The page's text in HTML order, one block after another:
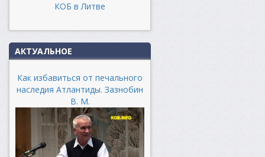
КОБ в Литве
АКТУАЛЬНОЕ
Как избавиться от печального
наследия Атлантиды. Зазнобин
В. М.